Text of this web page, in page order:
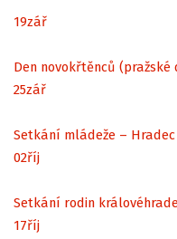
19zář
Den novokřtěnců (pražské
25zář
Setkání mládeže –
02říj
Setkání rodin
17říj